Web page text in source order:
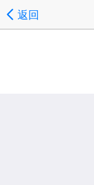
返回